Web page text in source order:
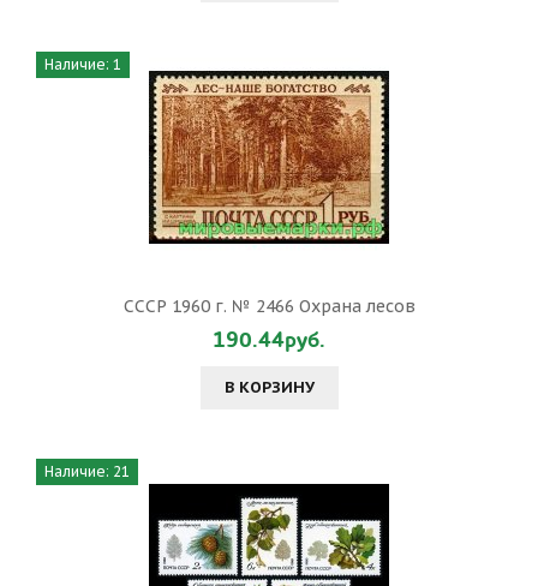
Наличие: 1
СССР 1960 г. № 2466 Охрана лесов
190.44руб.
В КОРЗИНУ
Наличие: 21